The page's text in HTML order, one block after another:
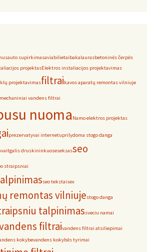
auto supirkimasaviabilietaibakalaurasbetoninės čerpės
projektasElektros instaliacijos projektavimas
projektavimasfiltraikavos aparatų remontas vilniuje
mechaniniai vandens filtrai
nuoma Namo elektros projektas
prezervatyvai internetuprilydoma stogo danga
druskininkuoseseksasseo
straipsniai
seo tekstaisex
remontas vilniujestogo danga
talpinimassveciu namai
filtraivandens filtrai atsiliepimai
kokybevandens kokybės tyrimai